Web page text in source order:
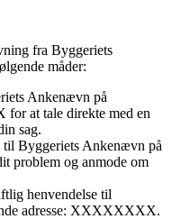
fra Byggeriets
måder:
Ankenævn på
at tale direkte med en
sag.
til Byggeriets Ankenævn på
og anmode om
henvendelse til
adresse: XXXXXXXX.